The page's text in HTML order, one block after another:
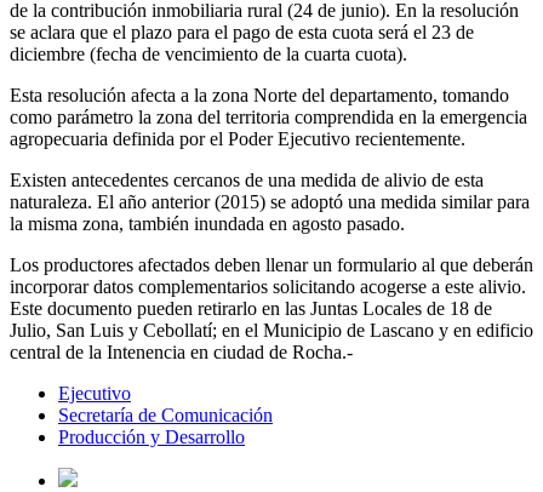
de la contribución inmobiliaria rural (24 de junio). En la resolución
se aclara que el plazo para el pago de esta cuota será el 23 de
diciembre (fecha de vencimiento de la cuarta cuota).
Esta resolución afecta a la zona Norte del departamento, tomando
como parámetro la zona del territoria comprendida en la emergencia
agropecuaria definida por el Poder Ejecutivo recientemente.
Existen antecedentes cercanos de una medida de alivio de esta
naturaleza. El año anterior (2015) se adoptó una medida similar para
la misma zona, también inundada en agosto pasado.
Los productores afectados deben llenar un formulario al que deberán
incorporar datos complementarios solicitando acogerse a este alivio.
Este documento pueden retirarlo en las Juntas Locales de 18 de
Julio, San Luis y Cebollatí; en el Municipio de Lascano y en edificio
central de la Intenencia en ciudad de Rocha.-
Ejecutivo
Secretaría de Comunicación
Producción y Desarrollo